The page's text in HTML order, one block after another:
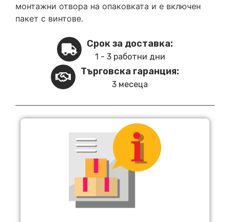
монтажни отвора на опаковката и е включен
пакет с винтове.
Срок за доставка:
1 - 3 работни дни
Търговска гаранция:
3 месеца